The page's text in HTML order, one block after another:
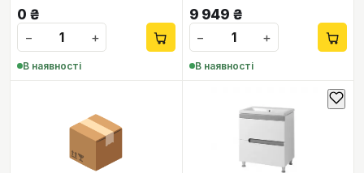
0 ₴
−
+
В наявності
9 949 ₴
−
+
В наявності
📦